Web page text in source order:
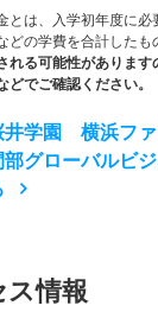
とは、入学初年度に必
どの学費を合計したも
れる可能性があります
どでご確認ください。
井学園 横浜ファ
部グローバルビ
ス情報